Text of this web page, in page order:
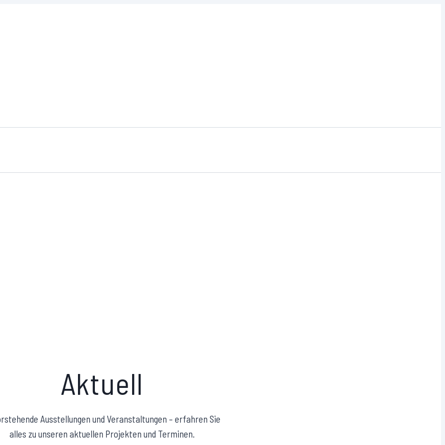
Aktuell
Ausstellungen und Veranstaltungen – erfahren Sie
alles zu unseren aktuellen Projekten und Terminen.